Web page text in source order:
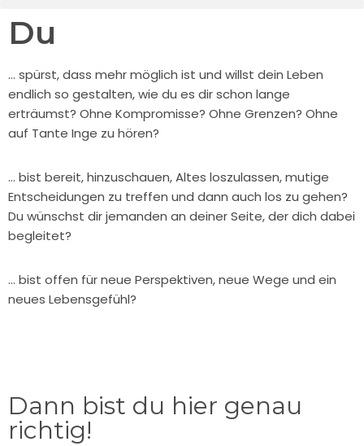
Zum
springen
Du
… spürst, dass mehr möglich ist und willst dein Leben
endlich so gestalten, wie du es dir schon lange
erträumst? Ohne Kompromisse? Ohne Grenzen? Ohne
auf Tante Inge zu hören?
… bist bereit, hinzuschauen, Altes loszulassen, mutige
Entscheidungen zu treffen und dann auch los zu gehen?
Du wünschst dir jemanden an deiner Seite, der dich dabei
begleitet?
… bist offen für neue Perspektiven, neue Wege und ein
neues Lebensgefühl?
Dann bist du hier genau
richtig!